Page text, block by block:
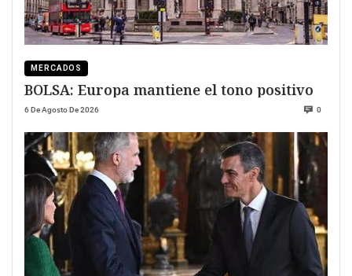
MERCADOS
BOLSA: Europa mantiene el tono positivo
6 De Agosto De 2026 0